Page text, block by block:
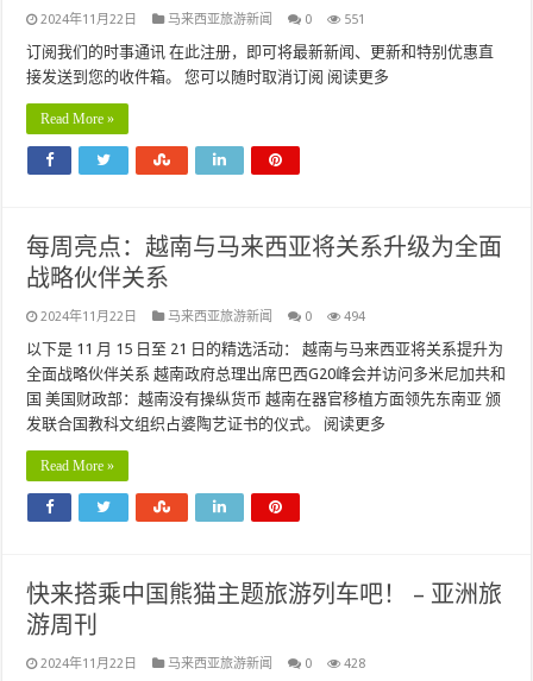
2024年11月22日 马来西亚旅游新闻 0 551
订阅我们的时事通讯 在此注册，即可将最新新闻、更新和特别优惠直
接发送到您的收件箱。 您可以随时取消订阅 阅读更多
Read More »
每周亮点：越南与马来西亚将关系升级为全面
战略伙伴关系
2024年11月22日 马来西亚旅游新闻 0 494
以下是 11 月 15 日至 21 日的精选活动： 越南与马来西亚将关系提升为
全面战略伙伴关系 越南政府总理出席巴西G20峰会并访问多米尼加共和
国 美国财政部：越南没有操纵货币 越南在器官移植方面领先东南亚 颁
发联合国教科文组织占婆陶艺证书的仪式。 阅读更多
Read More »
快来搭乘中国熊猫主题旅游列车吧！ – 亚洲旅
游周刊
2024年11月22日 马来西亚旅游新闻 0 428